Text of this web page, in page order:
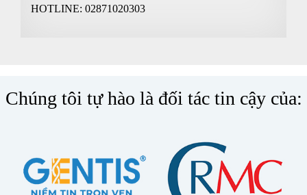
HOTLINE: 02871020303
Chúng tôi tự hào là đối tác tin cậy của: